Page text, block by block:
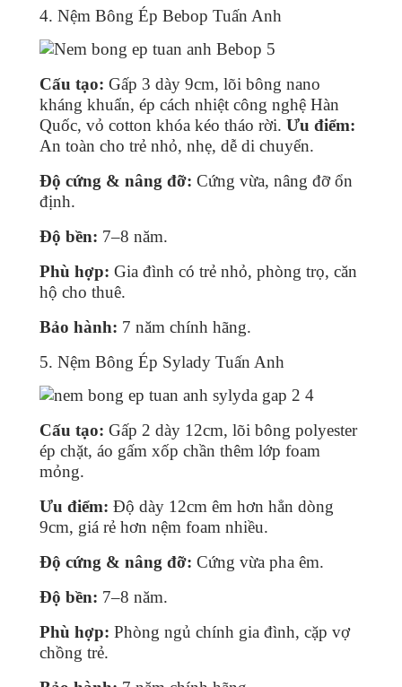
4. Nệm Bông Ép Bebop Tuấn Anh
Cấu tạo: Gấp 3 dày 9cm, lõi bông nano
kháng khuẩn, ép cách nhiệt công nghệ Hàn
Quốc, vỏ cotton khóa kéo tháo rời. Ưu điểm:
An toàn cho trẻ nhỏ, nhẹ, dễ di chuyển.
Độ cứng & nâng đỡ: Cứng vừa, nâng đỡ ổn
định.
Độ bền: 7–8 năm.
Phù hợp: Gia đình có trẻ nhỏ, phòng trọ, căn
hộ cho thuê.
Bảo hành: 7 năm chính hãng.
5. Nệm Bông Ép Sylady Tuấn Anh
Cấu tạo: Gấp 2 dày 12cm, lõi bông polyester
ép chặt, áo gấm xốp chần thêm lớp foam
mỏng.
Ưu điểm: Độ dày 12cm êm hơn hẳn dòng
9cm, giá rẻ hơn nệm foam nhiều.
Độ cứng & nâng đỡ: Cứng vừa pha êm.
Độ bền: 7–8 năm.
Phù hợp: Phòng ngủ chính gia đình, cặp vợ
chồng trẻ.